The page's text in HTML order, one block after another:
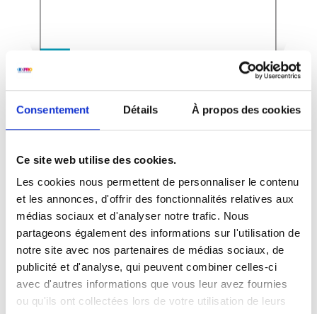
Consentement Détails À propos des cookies
Ce site web utilise des cookies.
Les cookies nous permettent de personnaliser le contenu
et les annonces, d'offrir des fonctionnalités relatives aux
médias sociaux et d'analyser notre trafic. Nous
partageons également des informations sur l'utilisation de
notre site avec nos partenaires de médias sociaux, de
publicité et d'analyse, qui peuvent combiner celles-ci
avec d'autres informations que vous leur avez fournies
ou qu'ils ont collectées lors de votre utilisation de leurs
DIN-A6:
14,8 cm L x 10,5 cm H